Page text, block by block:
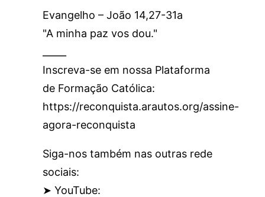
Evangelho – João 14,27-31a
"A minha paz vos dou."
Inscreva-se em nossa Plataforma
de Formação Católica:
https://reconquista.arautos.org/assine-
agora-reconquista
Siga-nos também nas outras rede
sociais:
➤ YouTube: